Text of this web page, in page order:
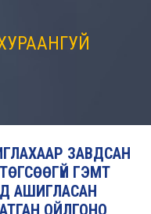
ЗАВДСАН
ГЭМТ
АШИГЛАСАН
ОЙЛГОНО